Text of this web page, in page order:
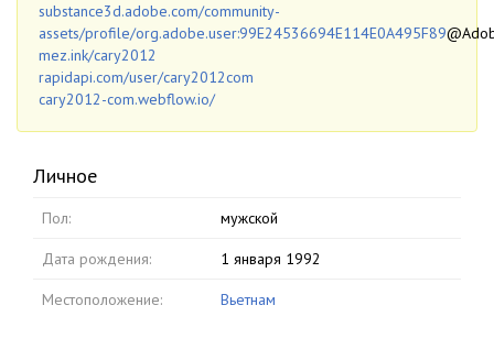
substance3d.adobe.com/community-
assets/profile/org.adobe.user:99E24536694E114E0A495F89
mez.ink/cary2012
rapidapi.com/user/cary2012com
cary2012-com.webflow.io/
Личное
Пол: мужской
Дата рождения: 1 января 1992
Местоположение: Вьетнам